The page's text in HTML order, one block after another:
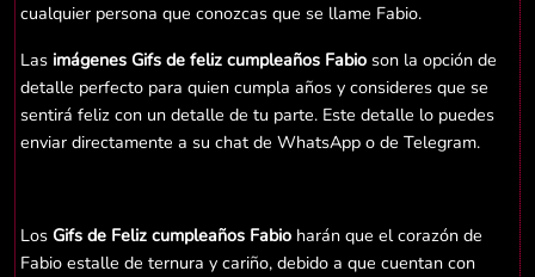
cualquier persona que conozcas que se llame Fabio.
Las imágenes Gifs de feliz cumpleaños Fabio son la opción de
detalle perfecto para quien cumpla años y consideres que se
sentirá feliz con un detalle de tu parte. Este detalle lo puedes
enviar directamente a su chat de WhatsApp o de Telegram.
Los Gifs de Feliz cumpleaños Fabio harán que el corazón de
Fabio estalle de ternura y cariño, debido a que cuentan con